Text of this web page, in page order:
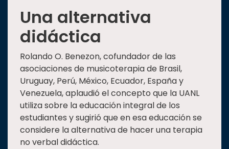
Una alternativa
didáctica
Rolando O. Benezon, cofundador de las
asociaciones de musicoterapia de Brasil,
Uruguay, Perú, México, Ecuador, España y
Venezuela, aplaudió el concepto que la UANL
utiliza sobre la educación integral de los
estudiantes y sugirió que en esa educación se
considere la alternativa de hacer una terapia
no verbal didáctica.